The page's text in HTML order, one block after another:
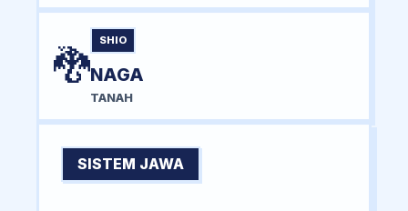
🐉
SHIO
NAGA
TANAH
SISTEM JAWA